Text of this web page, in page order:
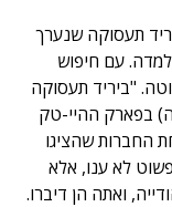
תעסוקה שנערך
עם חיפוש
"ביריד תעסוקה
בפארק ההיי-טק
החברות שהציגו
לא ענו, אלא
ואתה הן דיברו.